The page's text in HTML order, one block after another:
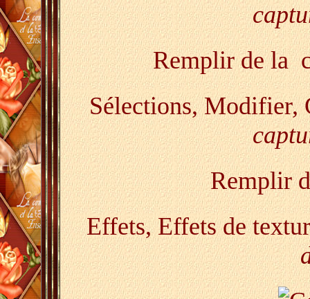
Remplir de la
Sélections, Modifier,
Remplir
Effets, Effets de